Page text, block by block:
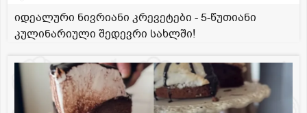
იდეალური ნივრიანი კრევეტები - 5-წუთიანი
კულინარიული შედევრი სახლში!